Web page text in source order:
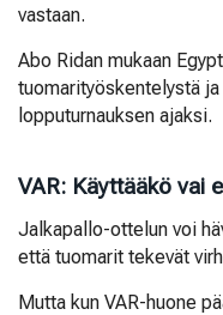
vastaan.
Abo Ridan mukaan
tuomarityöskentelystä
lopputurnauksen ajaksi.
VAR: Käyttääkö vai
Jalkapallo-ottelun voi
että tuomarit tekevät
Mutta kun VAR-huone